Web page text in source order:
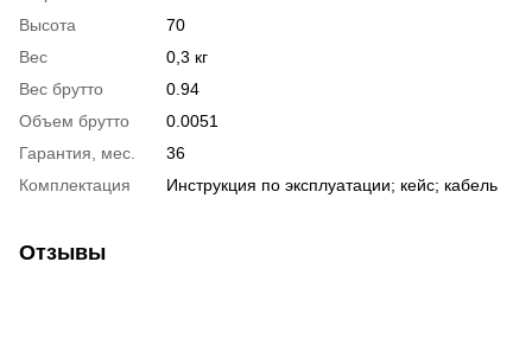
Высота
70
Вес
0,3 кг
Вес брутто
0.94
Объем брутто
0.0051
Гарантия, мес.
36
Комплектация
Инструкция по эксплуатации; кейс; кабель
Отзывы